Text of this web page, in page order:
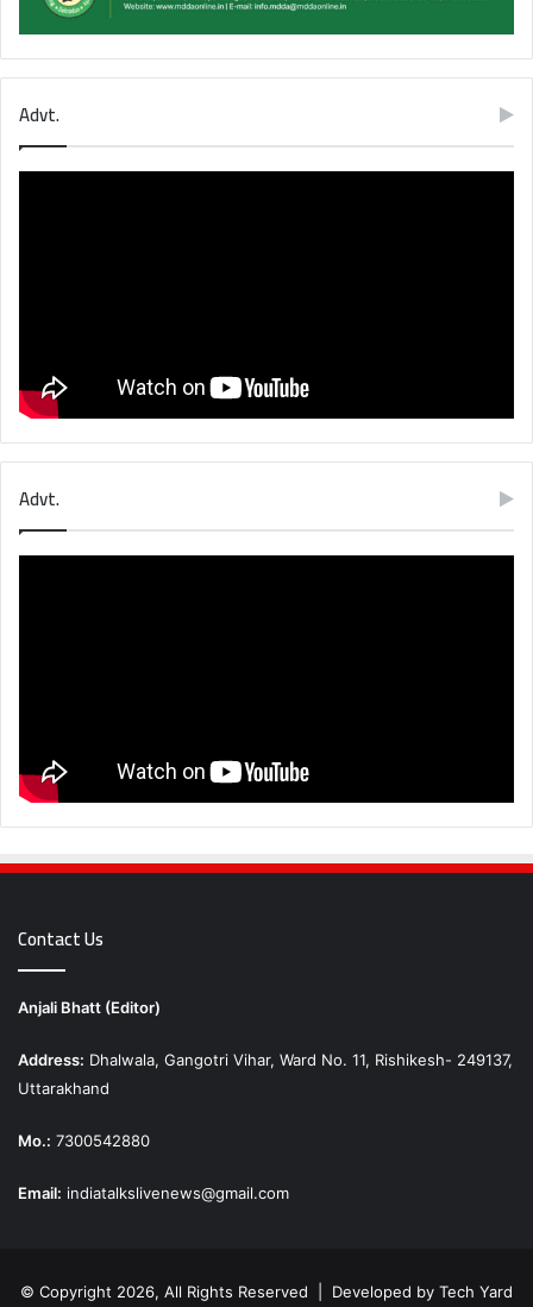
Advt.
Advt.
Contact Us
Anjali Bhatt (Editor)
Address: Dhalwala, Gangotri Vihar, Ward No. 11, Rishikesh- 249137,
Uttarakhand
Mo.: 7300542880
Email: indiatalkslivenews@gmail.com
© Copyright 2026, All Rights Reserved | Developed by Tech Yard